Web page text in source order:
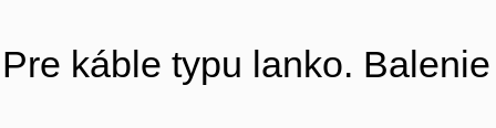
Pre káble typu lanko.